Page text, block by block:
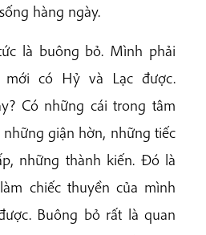
hàng ngày.
là buông bỏ. Mình phải
có Hỷ và Lạc được.
Có những cái trong tâm
giận hờn, những tiếc
những thành kiến. Đó là
chiếc thuyền của mình
Buông bỏ rất là quan